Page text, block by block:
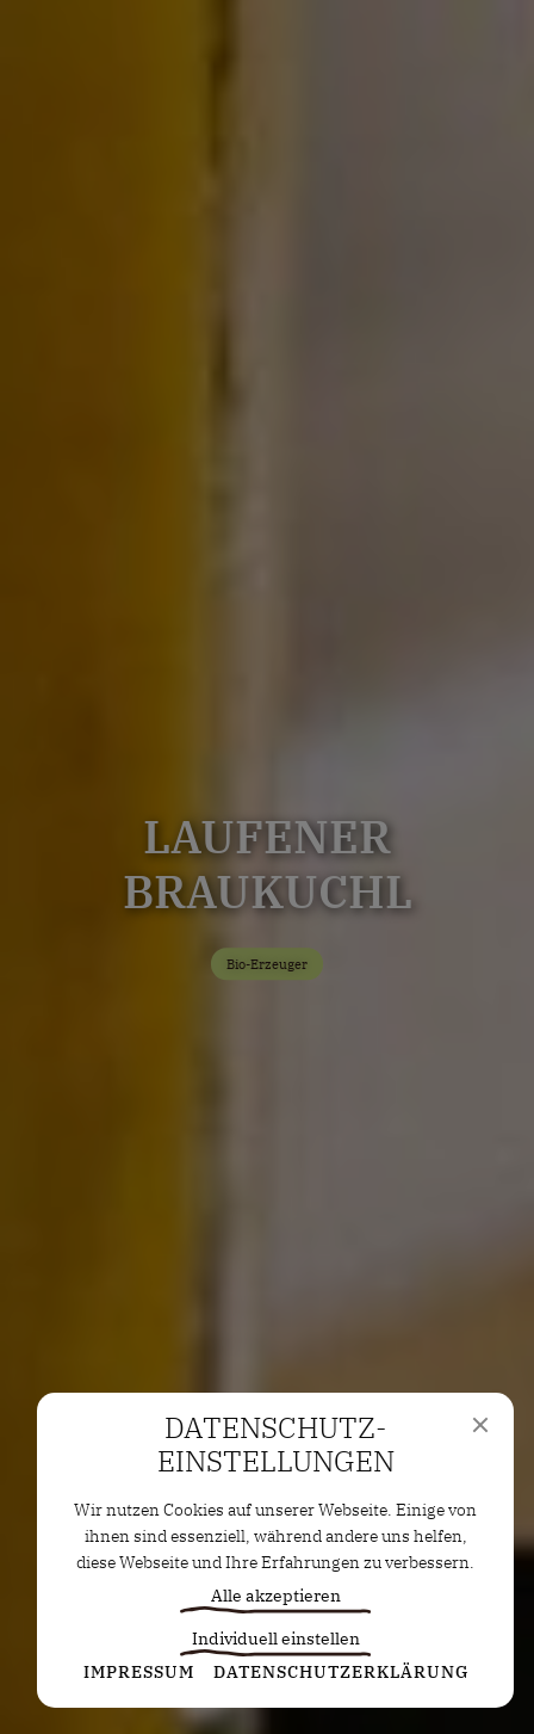
LAUFENER
BRAUKUCHL
Bio-Erzeuger
DATENSCHUTZ­
EINSTELLUNGEN
Wir nutzen Cookies auf unserer Webseite. Einige von
ihnen sind essenziell, während andere uns helfen,
diese Webseite und Ihre Erfahrungen zu verbessern.
Alle akzeptieren
Individuell einstellen
Statistiken
Diese Cookies erfassen anonyme Statistiken. Diese
IMPRESSUM DATENSCHUTZERKLÄRUNG